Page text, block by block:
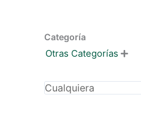
Categoría
Otras Categorías 